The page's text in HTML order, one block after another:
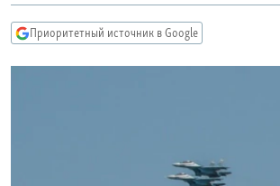
Вернутся
КАВКАЗ.РЕАЛИИ
ПОДПИШИТЕСЬ НА РАССЫЛКУ
Приоритетный источник в Google